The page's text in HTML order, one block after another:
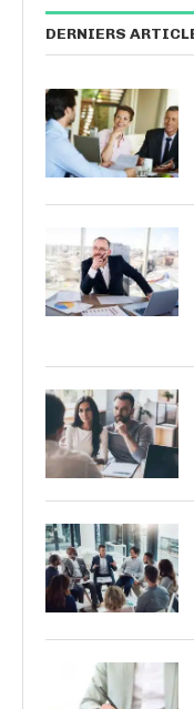
DERNIERS